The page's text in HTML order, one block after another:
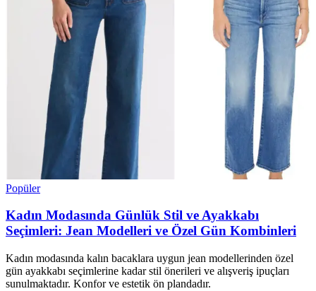
Popüler
Kadın Modasında Günlük Stil ve Ayakkabı
Seçimleri: Jean Modelleri ve Özel Gün Kombinleri
Kadın modasında kalın bacaklara uygun jean modellerinden özel
gün ayakkabı seçimlerine kadar stil önerileri ve alışveriş ipuçları
sunulmaktadır. Konfor ve estetik ön plandadır.